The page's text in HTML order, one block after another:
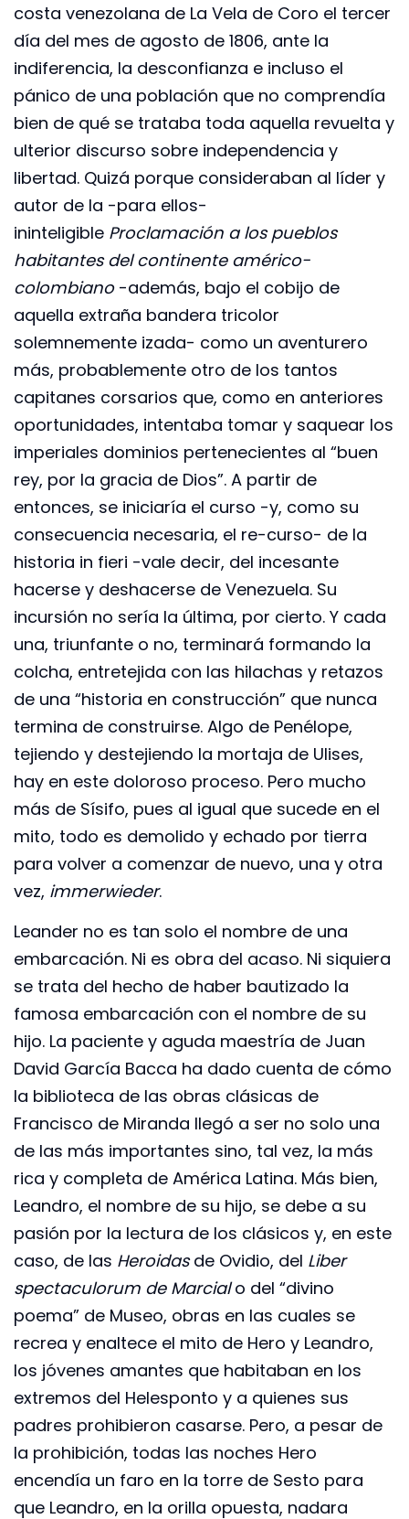
costa venezolana de La Vela de Coro el tercer
día del mes de agosto de 1806, ante la
indiferencia, la desconfianza e incluso el
pánico de una población que no comprendía
bien de qué se trataba toda aquella revuelta y
ulterior discurso sobre independencia y
libertad. Quizá porque consideraban al líder y
autor de la -para ellos-
ininteligible Proclamación a los pueblos
habitantes del continente américo-
colombiano-además, bajo el cobijo de
aquella extraña bandera tricolor
solemnemente izada- como un aventurero
más, probablemente otro de los tantos
capitanes corsarios que, como en anteriores
oportunidades, intentaba tomar y saquear los
imperiales dominios pertenecientes al “buen
rey, por la gracia de Dios”. A partir de
entonces, se iniciaría el curso -y, como su
consecuencia necesaria, el re-curso- de la
historia in fieri -vale decir, del incesante
hacerse y deshacerse de Venezuela. Su
incursión no sería la última, por cierto. Y cada
una, triunfante o no, terminará formando la
colcha, entretejida con las hilachas y retazos
de una “historia en construcción” que nunca
termina de construirse. Algo de Penélope,
tejiendo y destejiendo la mortaja de Ulises,
hay en este doloroso proceso. Pero mucho
más de Sísifo, pues al igual que sucede en el
mito, todo es demolido y echado por tierra
para volver a comenzar de nuevo, una y otra
vez, immerwieder.
Leander no es tan solo el nombre de una
embarcación. Ni es obra del acaso. Ni siquiera
se trata del hecho de haber bautizado la
famosa embarcación con el nombre de su
hijo. La paciente y aguda maestría de Juan
David García Bacca ha dado cuenta de cómo
la biblioteca de las obras clásicas de
Francisco de Miranda llegó a ser no solo una
de las más importantes sino, tal vez, la más
rica y completa de América Latina. Más bien,
Leandro, el nombre de su hijo, se debe a su
pasión por la lectura de los clásicos y, en este
caso, de las Heroidasde Ovidio, del Liber
spectaculorum de Marcialo del “divino
poema” de Museo, obras en las cuales se
recrea y enaltece el mito de Hero y Leandro,
los jóvenes amantes que habitaban en los
extremos del Helesponto y a quienes sus
padres prohibieron casarse. Pero, a pesar de
la prohibición, todas las noches Hero
encendía un faro en la torre de Sesto para
que Leandro, en la orilla opuesta, nadara